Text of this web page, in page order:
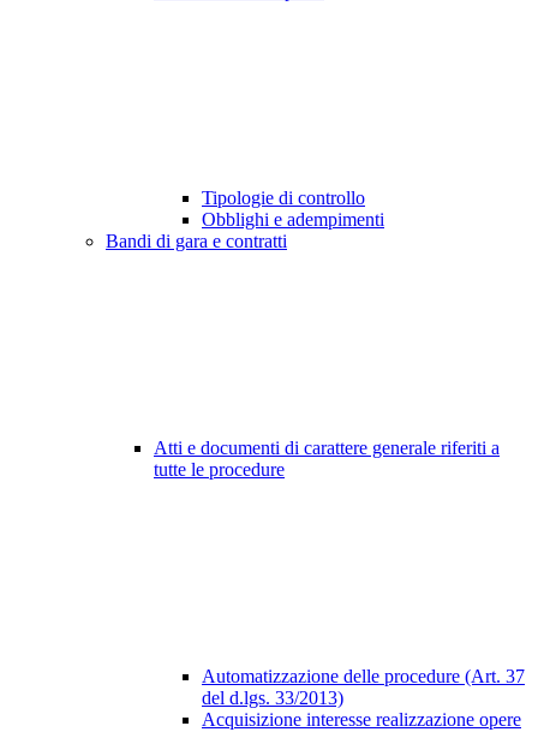
Tipologie di controllo
Obblighi e adempimenti
Bandi di gara e contratti
Atti e documenti di carattere generale riferiti a
tutte le procedure
Automatizzazione delle procedure (Art. 37
del d.lgs. 33/2013)
Acquisizione interesse realizzazione opere